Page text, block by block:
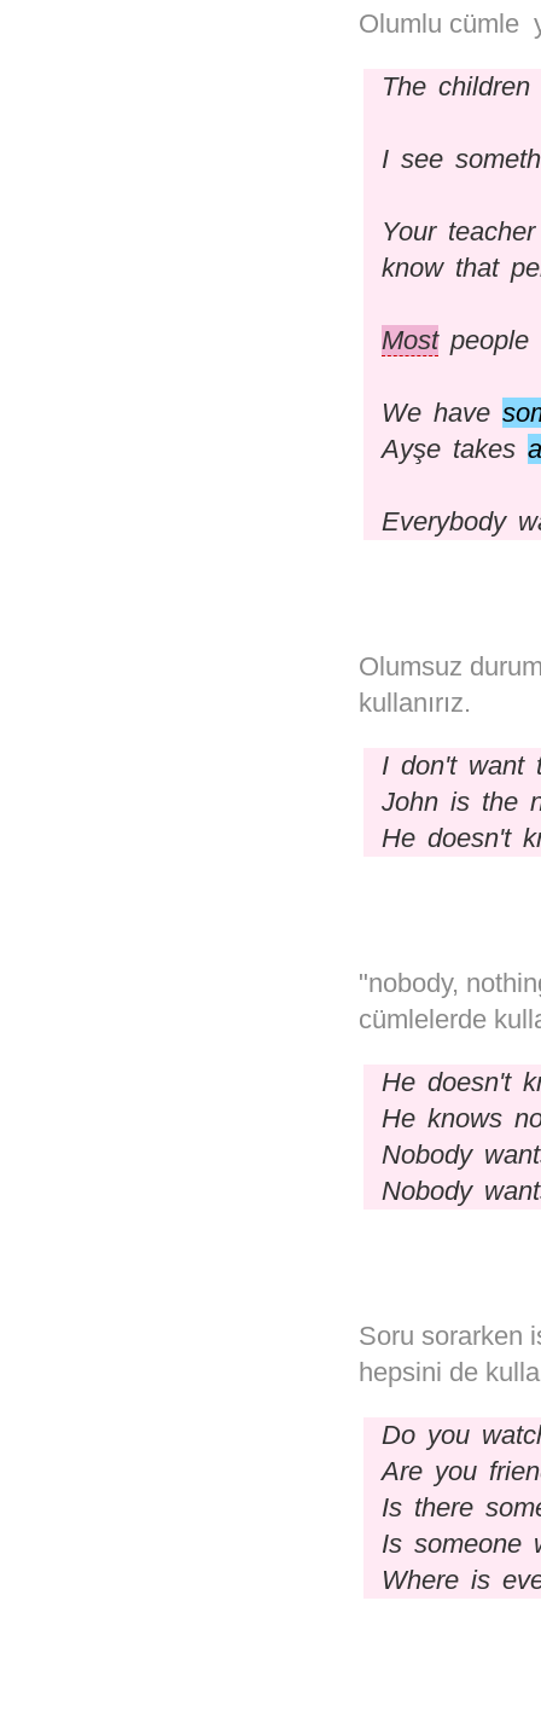
Olumlu cümle
The
I see
Your
know that
Mostpeople
We have
Ayşe takes
Everybody
Olumsuz
kullanırız.
I don't want
John is the
He doesn't
"nobody,
cümlelerde
He doesn't
He knows
Nobody
Nobody
Soru sorarken
hepsini de
Do you
Are you
Is there
Is someone
Where is